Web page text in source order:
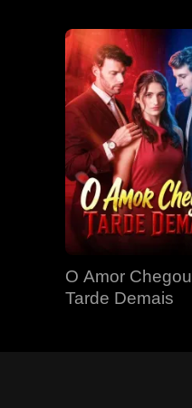
O Amor Chegou
Tarde Demais